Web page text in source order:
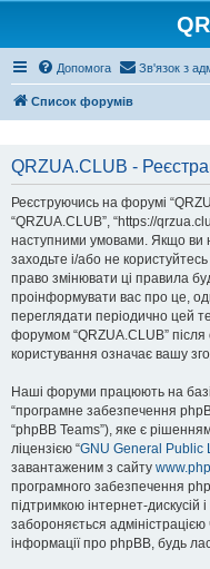
Допомога Зв'язок з
Список форумів
QRZUA.CLUB -
Реєструючись на форумі
“QRZUA.CLUB”, “https://
наступними умовами. Якщо ви
заходьте і/або не
право змінювати ці правила
проінформувати вас про це,
переглядати періодично цей
форумом “QRZUA.CLUB”
користування означає вашу
Наші форуми працюють на базі
“програмне забезпечення
“phpBB Teams”), яке є
ліцензією “GNU General Public
завантаженим з сайту
програмного забезпечення
підтримкою інтернет-
забороняється
інформації про phpBB, будь